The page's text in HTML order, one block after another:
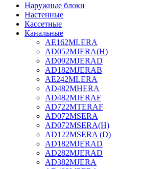
Наружные блоки
Настенные
Кассетные
Канальные
AE162MLERA
AD052MJERA(H)
AD092MJERAD
AD182MJERAB
AE242MLERA
AD482MHERA
AD482MJERAF
AD722MTERAF
AD072MSERA
AD072MSERA(H)
AD122MSERA (D)
AD182MJERAD
AD282MJERAD
AD382MJERA